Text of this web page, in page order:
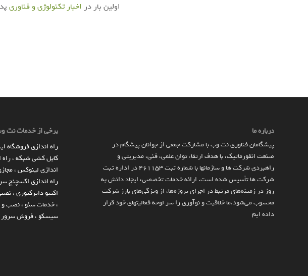
اولین بار در اخبار تکنولوژی و فناوری
برخی از خدمات نت
راه اندازي فروشگاه
کابل کشی شبکه،
اندازی لینوکس،
راه اندازی اکسچنج
اکتیو دایرکتوری،
،خدمات سئو ،نصب و
سیسکو ،فروش سرور
درباره ما
پیشگامان فناوری نت وب با مشارکت جمعی از جوانان پیشگام در
صنعت انفورماتیک، با هدف ارتقاء توان علمی، فنی، مدیریتی و
راهبردی شرکت ها و سازمان­ها با شماره ثبت 461153 در اداره ثبت
شرکت ها تأسیس شده است. ارائه خدمات تخصصی، ایجاد دانش به‌
روز در زمینه‌های مرتبط در اجرای پروژه‌ها، از ویژگی‌های بارز شرکت
محسوب می‌شود.ما خلاقیت و نوآوری را سر لوحه فعالیتهای خود قرار
داده ایم